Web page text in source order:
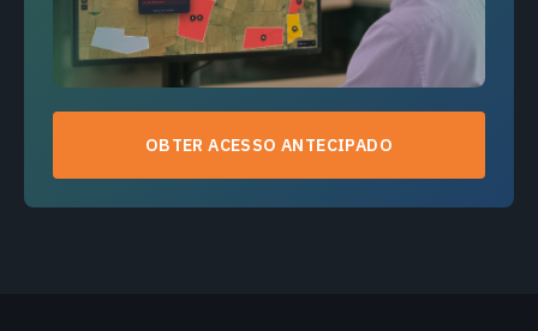
OBTER ACESSO ANTECIPADO